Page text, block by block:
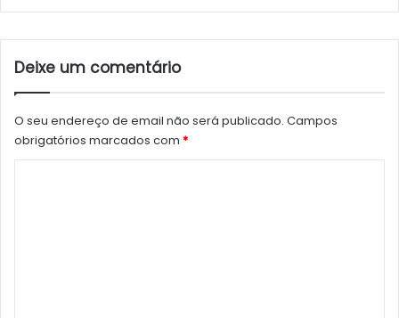
Deixe um comentário
O seu endereço de email não será publicado. Campos
obrigatórios marcados com *